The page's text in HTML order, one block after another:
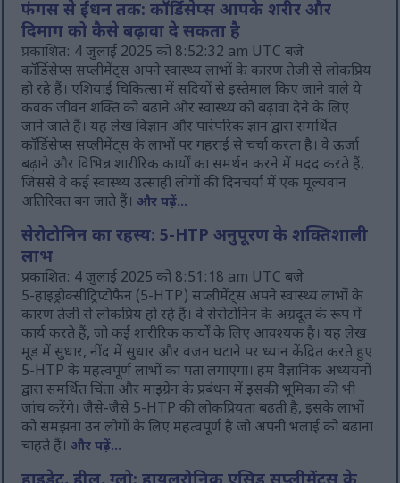
फंगस से ईंधन तक: कॉर्डिसेप्स आपके शरीर और
दिमाग को कैसे बढ़ावा दे सकता है
प्रकाशित: 4 जुलाई 2025 को 8:52:32 am UTC बजे
कॉर्डिसेप्स सप्लीमेंट्स अपने स्वास्थ्य लाभों के कारण तेजी से लोकप्रिय
हो रहे हैं। एशियाई चिकित्सा में सदियों से इस्तेमाल किए जाने वाले ये
कवक जीवन शक्ति को बढ़ाने और स्वास्थ्य को बढ़ावा देने के लिए
जाने जाते हैं। यह लेख विज्ञान और पारंपरिक ज्ञान द्वारा समर्थित
कॉर्डिसेप्स सप्लीमेंट्स के लाभों पर गहराई से चर्चा करता है। वे ऊर्जा
बढ़ाने और विभिन्न शारीरिक कार्यों का समर्थन करने में मदद करते हैं,
जिससे वे कई स्वास्थ्य उत्साही लोगों की दिनचर्या में एक मूल्यवान
अतिरिक्त बन जाते हैं।और पढ़ें...
सेरोटोनिन का रहस्य: 5-HTP अनुपूरण के शक्तिशाली
लाभ
प्रकाशित: 4 जुलाई 2025 को 8:51:18 am UTC बजे
5-हाइड्रोक्सीट्रिप्टोफैन (5-HTP) सप्लीमेंट्स अपने स्वास्थ्य लाभों के
कारण तेजी से लोकप्रिय हो रहे हैं। वे सेरोटोनिन के अग्रदूत के रूप में
कार्य करते हैं, जो कई शारीरिक कार्यों के लिए आवश्यक है। यह लेख
मूड में सुधार, नींद में सुधार और वजन घटाने पर ध्यान केंद्रित करते हुए
5-HTP के महत्वपूर्ण लाभों का पता लगाएगा। हम वैज्ञानिक अध्ययनों
द्वारा समर्थित चिंता और माइग्रेन के प्रबंधन में इसकी भूमिका की भी
जांच करेंगे। जैसे-जैसे 5-HTP की लोकप्रियता बढ़ती है, इसके लाभों
को समझना उन लोगों के लिए महत्वपूर्ण है जो अपनी भलाई को बढ़ाना
चाहते हैं।और पढ़ें...